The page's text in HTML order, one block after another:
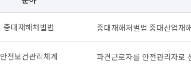
중대재해처벌법 중대재해처벌법 중대산업재
안전보건관리체계 파견근로자를 안전관리자로